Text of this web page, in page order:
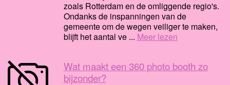
zoals Rotterdam en de omliggende regio's.
Ondanks de inspanningen van de
gemeente om de wegen veiliger te maken,
blijft het aantal ve ... Meer lezen
Wat maakt een 360 photo booth zo
bijzonder?